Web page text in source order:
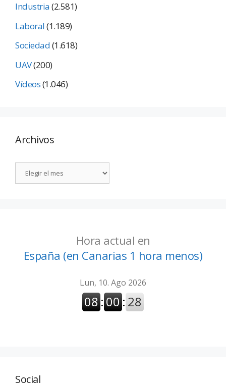
Industria(2.581)
Laboral(1.189)
Sociedad(1.618)
UAV(200)
Vídeos(1.046)
Archivos
Hora actual en
España (en Canarias 1 hora menos)
Social